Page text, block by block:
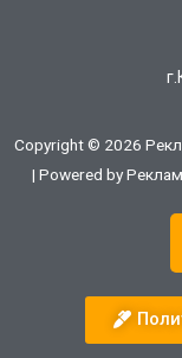
Copyright © 2026
| Powered by